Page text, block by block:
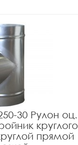
30 Рулон оц.
круглого
прямой